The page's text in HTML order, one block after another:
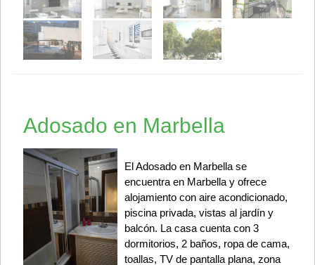
Adosado en Marbella
El Adosado en Marbella se
encuentra en Marbella y ofrece
alojamiento con aire acondicionado,
piscina privada, vistas al jardín y
balcón. La casa cuenta con 3
dormitorios, 2 baños, ropa de cama,
toallas, TV de pantalla plana, zona